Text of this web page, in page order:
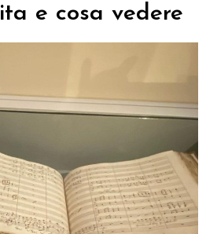
e cosa vedere